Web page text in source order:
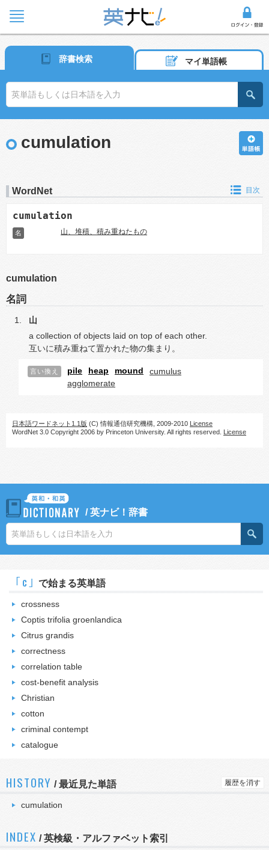
辞書検索 マイ単語帳
cumulation
WordNet 目次
cumulation
名 山、堆積、積み重ねたもの
cumulation
名詞
山
a collection of objects laid on top of each other.
互いに積み重ねて置かれた物の集まり。
言い換え pile heap mound
cumulus
agglomerate
日本語ワードネット1.1版 (C) 情報通信研究機構, 2009-2010 License
WordNet 3.0 Copyright 2006 by Princeton University. All rights reserved. License
/英ナビ！辞書
｢c｣ で始まる英単語
crossness
Coptis trifolia groenlandica
Citrus grandis
correctness
correlation table
cost-benefit analysis
Christian
cotton
criminal contempt
catalogue
HISTORY /最近見た単語 履歴を消す
cumulation
INDEX / 英検級・アルファベット索引